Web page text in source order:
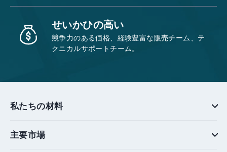
せいかひの高い
競争力のある価格、経験豊富な販売チーム、テ
クニカルサポートチーム。
私たちの材料
主要市場